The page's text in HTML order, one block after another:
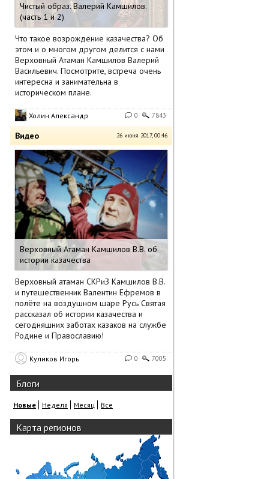
Чистый образ. Валерий Камшилов.
(часть 1 и 2)
Что такое возрождение казачества? Об
этом и о многом другом делится с нами
Верховный Атаман Камшилов Валерий
Васильевич. Посмотрите, встреча очень
интересна и занимательна в
историческом плане.
Холин Александр 0 7843
Видео 26 июня 2017, 00:46
Верховный Атаман Камшилов В.В. об
истории казачества
Верховный атаман СКРиЗ Камшилов В.В.
и путешественник Валентин Ефремов в
полёте на воздушном шаре Русь Святая
рассказал об истории казачества и
сегодняшних заботах казаков на службе
Родине и Православию!
Куликов Игорь 0 7005
Блоги
Новые Неделя Месяц Все
Карта регионов